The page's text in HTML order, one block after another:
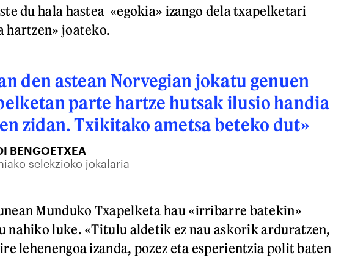
du hala hastea «egokia» izango dela txapelketari
hartzen» joateko.
den astean Norvegian jokatu genuen
parte hartze hutsak ilusio handia
zidan. Txikitako ametsa beteko dut»
BENGOETXEA
selekzioko jokalaria
Munduko Txapelketa hau «irribarre batekin»
nahiko luke. «Titulu aldetik ez nau askorik arduratzen,
lehenengoa izanda, pozez eta esperientzia polit baten